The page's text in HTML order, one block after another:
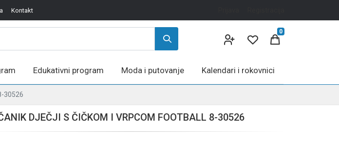
Kontakt
0
Edukativni program Moda i putovanje Kalendari i rokovnici
30526
DJEČJI S ČIČKOM I VRPCOM FOOTBALL 8-30526